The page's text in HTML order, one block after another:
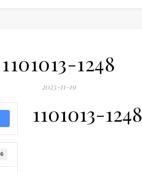
1101013-1248
2023-11-19
6
1101013-1248